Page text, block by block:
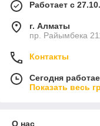
Работает с
г. Алматы
пр. Райымбека
Контакты
Сегодня
Показать весь
О нас